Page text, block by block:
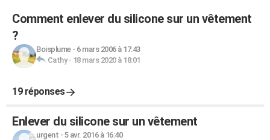
Comment enlever du silicone sur un vêtement
?
Boisplume- 6 mars 2006 à 17:43
Cathy- 18 mars 2020 à 18:01
19 réponses
Enlever du silicone sur un vêtement
urgent - 5 avr. 2016 à 16:40